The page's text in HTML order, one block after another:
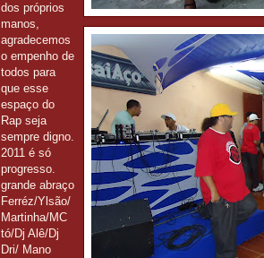
dos próprios
manos,
agradecemos
o empenho de
todos para
que esse
espaço do
Rap seja
sempre digno.
2011 é só
progresso.
grande abraço
Ferréz/Ylsão/
Martinha/MC
tó/Dj Alê/Dj
Dri/ Mano